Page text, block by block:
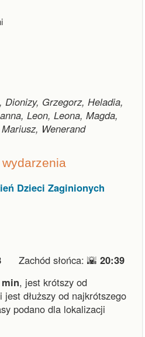
Grzegorz, Heladia,
Leon, Leona, Magda,
Wenerand
Dzieci Zaginionych
Zachód słońca: 🌇 20:39
, jest krótszy od
i jest dłuższy od najkrótszego
podano dla lokalizacji